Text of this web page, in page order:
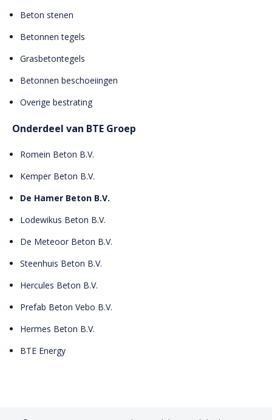
Beton stenen
Betonnen tegels
Grasbetontegels
Betonnen beschoeiingen
Overige bestrating
Onderdeel van BTE Groep
Romein Beton B.V.
Kemper Beton B.V.
De Hamer Beton B.V.
Lodewikus Beton B.V.
De Meteoor Beton B.V.
Steenhuis Beton B.V.
Hercules Beton B.V.
Prefab Beton Vebo B.V.
Hermes Beton B.V.
BTE Energy